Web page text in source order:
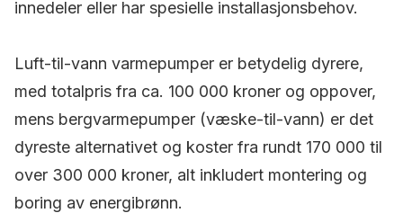
innedeler eller har spesielle installasjonsbehov.
Luft-til-vann varmepumper er betydelig dyrere,
med totalpris fra ca. 100 000 kroner og oppover,
mens bergvarmepumper (væske-til-vann) er det
dyreste alternativet og koster fra rundt 170 000 til
over 300 000 kroner, alt inkludert montering og
boring av energibrønn.